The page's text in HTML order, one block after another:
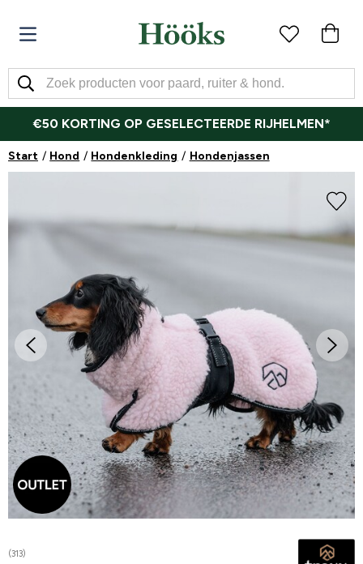
€50 KORTING OP GESELECTEERDE RIJHELMEN*
Start Hond Hondenkleding Hondenjassen
(313)